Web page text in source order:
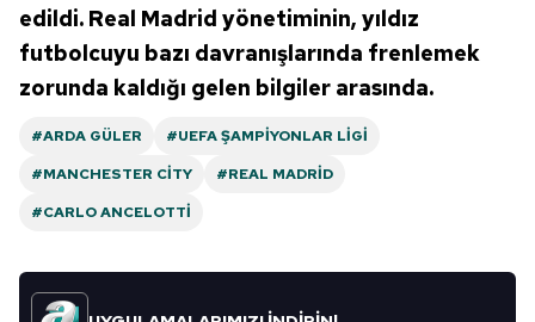
edildi. Real Madrid yönetiminin, yıldız
futbolcuyu bazı davranışlarında frenlemek
zorunda kaldığı gelen bilgiler arasında.
#ARDA GÜLER
#UEFA ŞAMPIYONLAR LIGI
#MANCHESTER CITY
#REAL MADRID
#CARLO ANCELOTTI